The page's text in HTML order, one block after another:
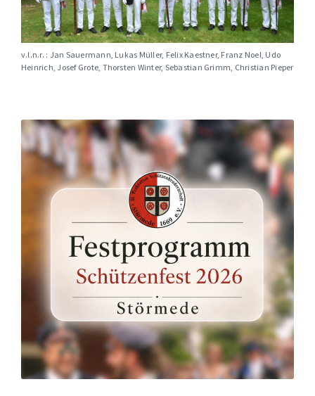
v.l.n.r. : Jan Sauermann, Lukas Müller, Felix Kaestner, Franz Noel, Udo
Heinrich, Josef Grote, Thorsten Winter, Sebastian Grimm, Christian Pieper